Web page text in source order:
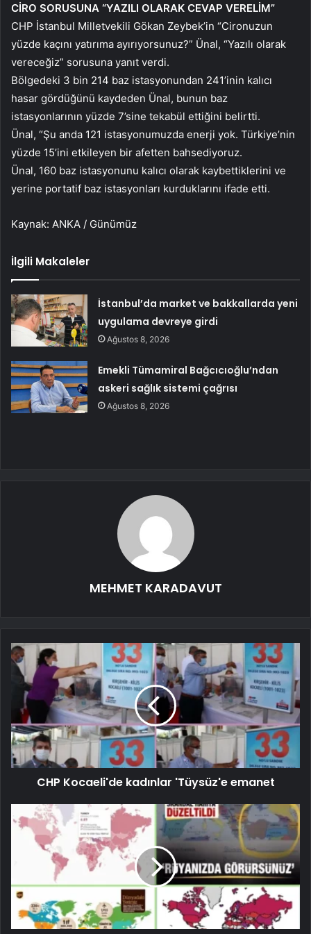
CİRO SORUSUNA “YAZILI OLARAK CEVAP VERELİM”
CHP İstanbul Milletvekili Gökan Zeybek’in “Cironuzun
yüzde kaçını yatırıma ayırıyorsunuz?” Ünal, “Yazılı olarak
vereceğiz” sorusuna yanıt verdi.
Bölgedeki 3 bin 214 baz istasyonundan 241’inin kalıcı
hasar gördüğünü kaydeden Ünal, bunun baz
istasyonlarının yüzde 7’sine tekabül ettiğini belirtti.
Ünal, “Şu anda 121 istasyonumuzda enerji yok. Türkiye’nin
yüzde 15’ini etkileyen bir afetten bahsediyoruz.
Ünal, 160 baz istasyonunu kalıcı olarak kaybettiklerini ve
yerine portatif baz istasyonları kurduklarını ifade etti.
Kaynak: ANKA / Günümüz
İlgili Makaleler
İstanbul’da market ve bakkallarda yeni
uygulama devreye girdi
Ağustos 8, 2026
Emekli Tümamiral Bağcıcıoğlu’ndan
askeri sağlık sistemi çağrısı
Ağustos 8, 2026
MEHMET KARADAVUT
CHP Kocaeli'de kadınlar 'Tüysüz'e emanet